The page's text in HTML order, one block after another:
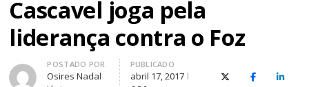
Cascavel joga pela
liderança contra o Foz
Autor
POSTADO POR
Osires Nadal
PUBLICADO
abril 17, 2017
X (Twitter)Facebook
O